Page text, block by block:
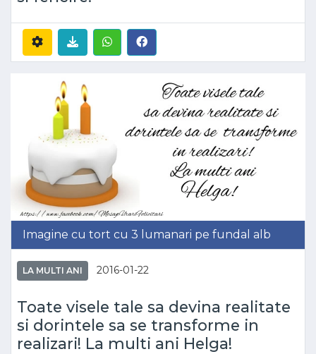
Imagine cu tort cu 3 lumanari pe fundal alb
LA MULTI ANI 2016-01-22
Toate visele tale sa devina realitate
si dorintele sa se transforme in
realizari! La multi ani Helga!